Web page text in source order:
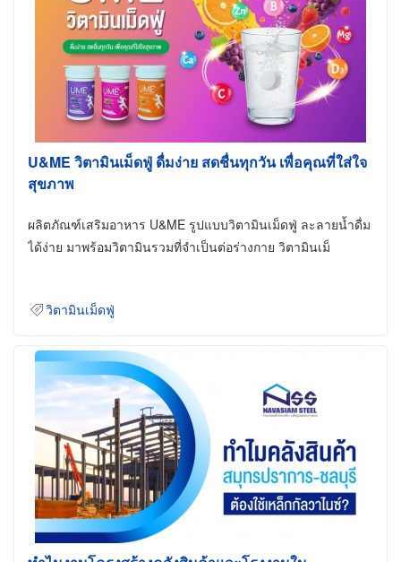
U&ME วิตามินเม็ดฟู่ ดื่มง่าย สดชื่นทุกวัน เพื่อคุณที่ใส่ใจ
สุขภาพ
ผลิตภัณฑ์เสริมอาหาร U&ME รูปแบบวิตามินเม็ดฟู่ ละลายน้ำดื่ม
ได้ง่าย มาพร้อมวิตามินรวมที่จำเป็นต่อร่างกาย วิตามินเม็
วิตามินเม็ดฟู่